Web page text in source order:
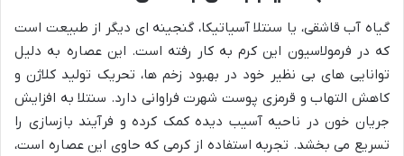
گیاه آب قاشقی، یا سنتلا آسیاتیکا، گنجینه ای دیگر از طبیعت است
که در فرمولاسیون این کرم به کار رفته است. این عصاره به دلیل
توانایی های بی نظیر خود در بهبود زخم ها، تحریک تولید کلاژن و
کاهش التهاب و قرمزی پوست شهرت فراوانی دارد. سنتلا به افزایش
جریان خون در ناحیه آسیب دیده کمک کرده و فرآیند بازسازی را
تسریع می بخشد. تجربه استفاده از کرمی که حاوی این عصاره است،